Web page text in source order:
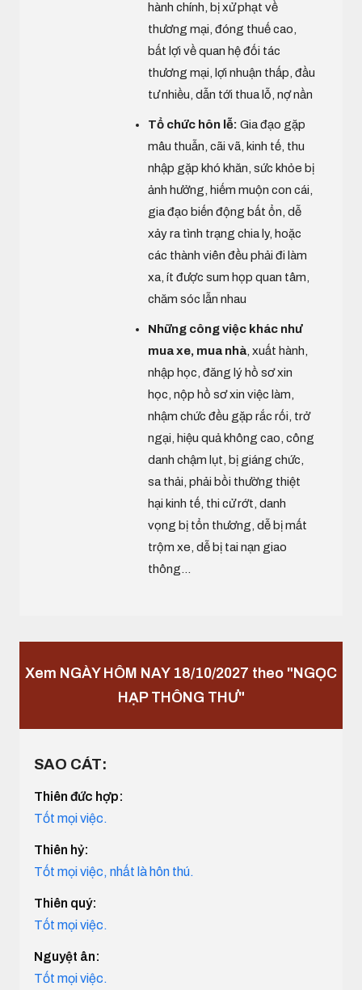
hành chính, bị xử phạt về
thương mại, đóng thuế cao,
bất lợi về quan hệ đối tác
thương mại, lợi nhuận thấp, đầu
tư nhiều, dẫn tới thua lỗ, nợ nần
Tổ chức hôn lễ: Gia đạo gặp
mâu thuẫn, cãi vã, kinh tế, thu
nhập gặp khó khăn, sức khỏe bị
ảnh hưởng, hiếm muộn con cái,
gia đạo biến động bất ổn, dễ
xảy ra tình trạng chia ly, hoặc
các thành viên đều phải đi làm
xa, ít được sum họp quan tâm,
chăm sóc lẫn nhau
Những công việc khác như
mua xe, mua nhà , xuất hành,
nhập học, đăng lý hồ sơ xin
học, nộp hồ sơ xin việc làm,
nhậm chức đều gặp rắc rối, trở
ngại, hiệu quả không cao, công
danh chậm lụt, bị giáng chức,
sa thải, phải bồi thường thiệt
hại kinh tế, thi cử rớt, danh
vọng bị tổn thương, dễ bị mất
trộm xe, dễ bị tai nạn giao
thông...
Xem NGÀY HÔM NAY 18/10/2027 theo "NGỌC
HẠP THÔNG THƯ"
SAO CÁT:
Thiên đức hợp:
Tốt mọi việc.
Thiên hỷ:
Tốt mọi việc, nhất là hôn thú.
Thiên quý:
Tốt mọi việc.
Nguyệt ân:
Tốt mọi việc.